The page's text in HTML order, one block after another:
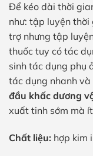
Để kéo dài thời
như: tập luyện
trợ nhưng tập
thuốc tuy có tác
sinh tác dụng phụ
tác dụng nhanh
đầu khấc dương
xuất tinh sớm mà
Chất liệu: hợp kim